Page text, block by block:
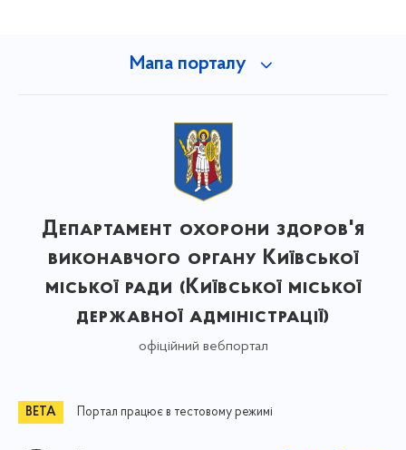
Мапа порталу
Департамент охорони здоров'я
виконавчого органу Київської
міської ради (Київської міської
державної адміністрації)
офіційний вебпортал
Портал працює в тестовому режимі